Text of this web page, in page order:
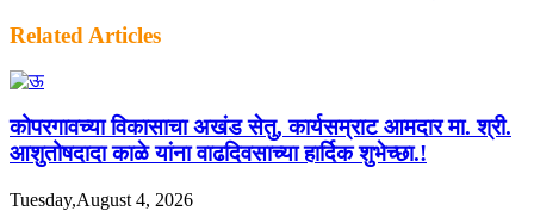
Related Articles
कोपरगावच्या विकासाचा अखंड सेतु, कार्यसम्राट आमदार मा. श्री.
आशुतोषदादा काळे यांना वाढदिवसाच्या हार्दिक शुभेच्छा.!
Tuesday,August 4, 2026